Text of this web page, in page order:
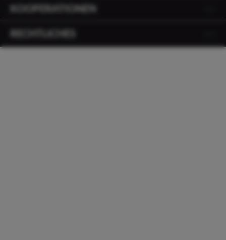
KOOPERATIONEN
RECHTLICHES